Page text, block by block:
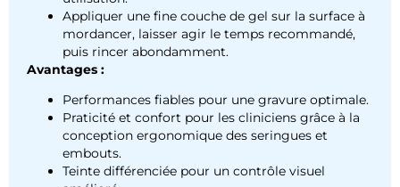
Appliquer une fine couche de gel sur la surface à
mordancer, laisser agir le temps recommandé,
puis rincer abondamment.
Avantages :
Performances fiables pour une gravure optimale.
Praticité et confort pour les cliniciens grâce à la
conception ergonomique des seringues et
embouts.
Teinte différenciée pour un contrôle visuel